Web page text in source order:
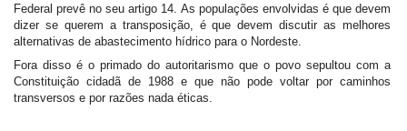
Federal prevê no seu artigo 14. As populações envolvidas é que devem
dizer se querem a transposição, é que devem discutir as melhores
alternativas de abastecimento hídrico para o Nordeste.
Fora disso é o primado do autoritarismo que o povo sepultou com a
Constituição cidadã de 1988 e que não pode voltar por caminhos
transversos e por razões nada éticas.